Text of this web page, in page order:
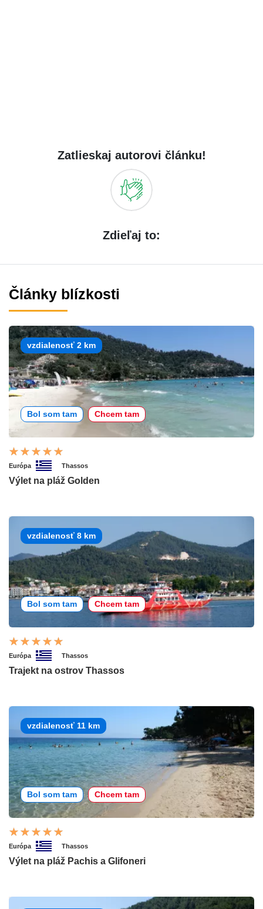
Zatlieskaj autorovi článku!
Zdieľaj to:
Články blízkosti
vzdialenosť 2 km
Bol som tam Chcem tam
Európa Thassos
Výlet na pláž Golden
vzdialenosť 8 km
Bol som tam Chcem tam
Európa Thassos
Trajekt na ostrov Thassos
vzdialenosť 11 km
Bol som tam Chcem tam
Európa Thassos
Výlet na pláž Pachis a Glifoneri